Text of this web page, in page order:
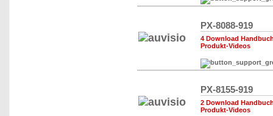
PX-8088-919
4 Download
Produkt-Videos
PX-8155-919
2 Download
Produkt-Videos